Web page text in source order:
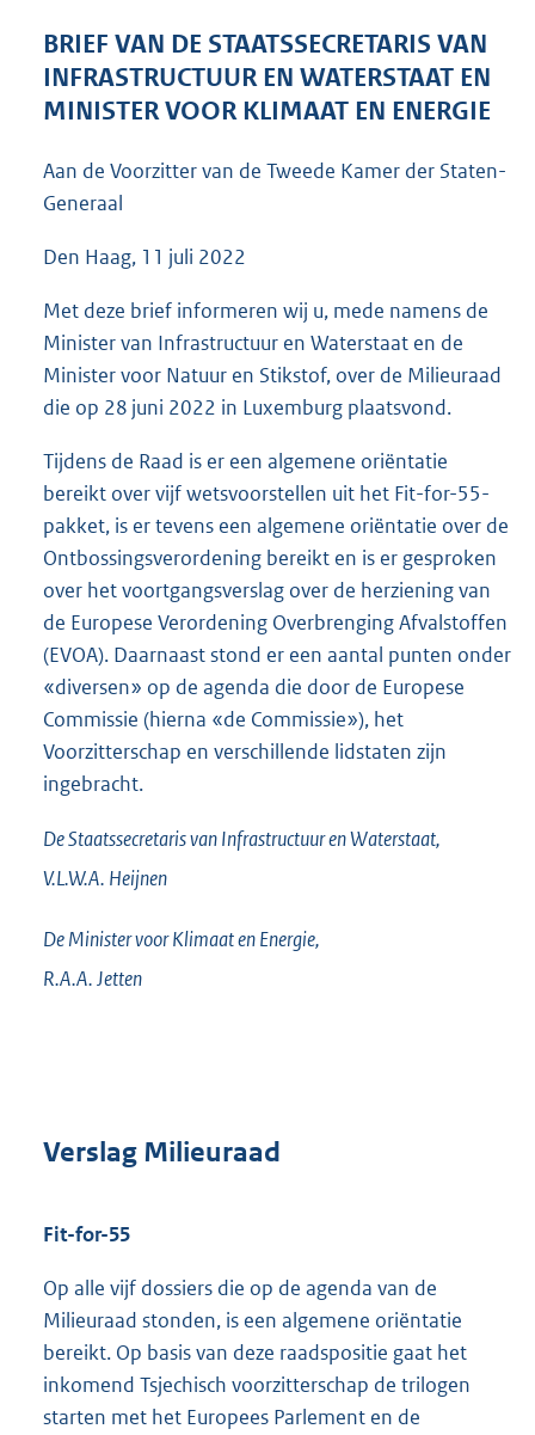
e
:
7
b
BRIEF VAN DE STAATSSECRETARIS VAN
INFRASTRUCTUUR EN WATERSTAAT EN
MINISTER VOOR KLIMAAT EN ENERGIE
Aan de Voorzitter van de Tweede Kamer der Staten-
Generaal
Den Haag, 11 juli 2022
Met deze brief informeren wij u, mede namens de
Minister van Infrastructuur en Waterstaat en de
Minister voor Natuur en Stikstof, over de Milieuraad
die op 28 juni 2022 in Luxemburg plaatsvond.
Tijdens de Raad is er een algemene oriëntatie
bereikt over vijf wetsvoorstellen uit het Fit-for-55-
pakket, is er tevens een algemene oriëntatie over de
Ontbossingsverordening bereikt en is er gesproken
over het voortgangsverslag over de herziening van
de Europese Verordening Overbrenging Afvalstoffen
(EVOA). Daarnaast stond er een aantal punten onder
«diversen» op de agenda die door de Europese
Commissie (hierna «de Commissie»), het
Voorzitterschap en verschillende lidstaten zijn
ingebracht.
De Staatssecretaris van Infrastructuur en Waterstaat,
V.L.W.A. Heijnen
De Minister voor Klimaat en Energie,
R.A.A.Jetten
Verslag Milieuraad
Fit-for-55
Op alle vijf dossiers die op de agenda van de
Milieuraad stonden, is een algemene oriëntatie
bereikt. Op basis van deze raadspositie gaat het
inkomend Tsjechisch voorzitterschap de trilogen
starten met het Europees Parlement en de